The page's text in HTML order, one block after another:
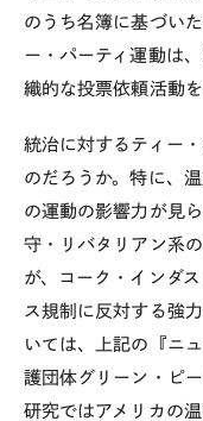
のうち名簿に基づい
ー・パーティ運動は
織的な投票依頼活動
統治に対するティー
のだろうか。特に、
の運動の影響力が見
守・リバタリアン系
が、コーク・インダ
ス規制に反対する強
いては、上記の『ニ
護団体グリーン・ピ
研究ではアメリカの